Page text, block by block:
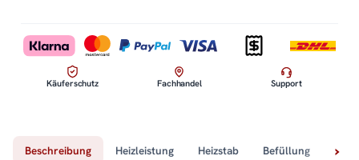
Käuferschutz Fachhandel Support
Beschreibung Heizleistung Heizstab Befüllung